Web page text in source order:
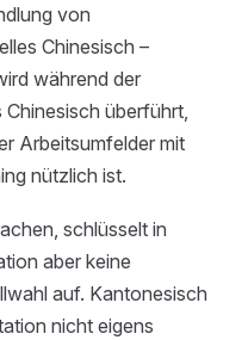
von
Chinesisch –
während der
überführt,
Arbeitsumfelder mit
nützlich ist.
schlüsselt in
aber keine
auf. Kantonesisch
nicht eigens